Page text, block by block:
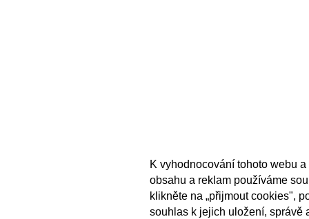
K vyhodnocování tohoto webu
obsahu a reklam používáme
klikněte na „přijmout cookies",
souhlas k jejich uložení, správě